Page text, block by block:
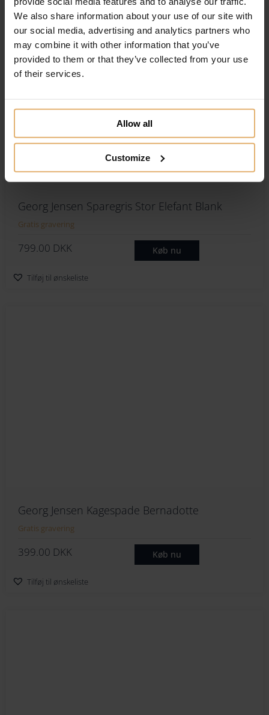
We also share information about your use of our site with
our social media, advertising and analytics partners who
may combine it with other information that you’ve
provided to them or that they’ve collected from your use
of their services.
Allow all
Customize
FRI
FRAGT!
Georg Jensen Sparegris Stor Elefant Blank
Gratis gravering
799.00 DKK Køb nu
Tilføj til ønskeliste
Georg Jensen Kagespade Bernadotte
Gratis gravering
399.00 DKK Køb nu
Tilføj til ønskeliste